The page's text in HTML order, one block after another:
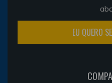
EU QUERO